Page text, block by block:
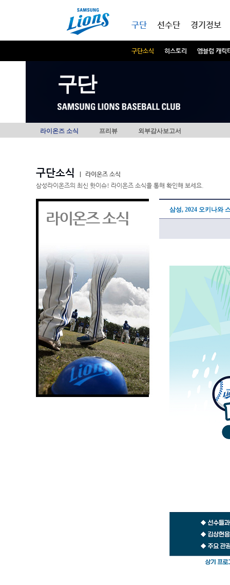
구단
구단소식 히스토리 엠블럼 캐릭
선수단 경기정보
구단
라이온즈 소식 프리뷰 외부감사보고서
구단소식
라이온즈 소식
삼성라이온즈의 최신 핫이슈! 라이온즈 소식을 통해 확인해 보세요.
라이온즈 소식 삼성, 2024 오키나와